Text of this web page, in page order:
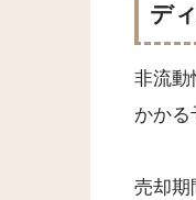
デ
非流動
かかる
売却期